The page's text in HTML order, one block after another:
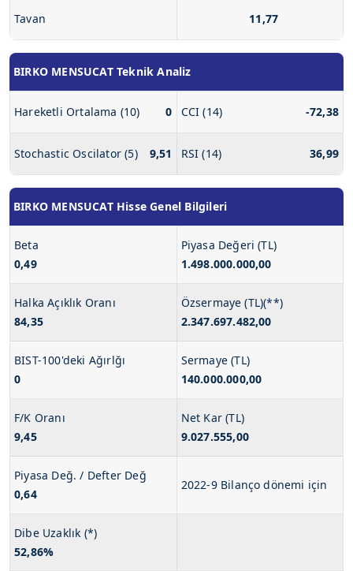
Tavan 11,77
BIRKO MENSUCAT Teknik Analiz
Hareketli Ortalama (10) 0 CCI (14) -72,38
Stochastic Oscilator (5) 9,51 RSI (14) 36,99
BIRKO MENSUCAT Hisse Genel Bilgileri
Beta
0,49
Piyasa Değeri (TL)
1.498.000.000,00
Halka Açıklık Oranı
84,35
Özsermaye (TL)(**)
2.347.697.482,00
BIST-100'deki Ağırlğı
0
Sermaye (TL)
140.000.000,00
F/K Oranı
9,45
Net Kar (TL)
9.027.555,00
Piyasa Değ. / Defter Değ
0,64
2022-9 Bilanço dönemi için
Dibe Uzaklık (*)
52,86%